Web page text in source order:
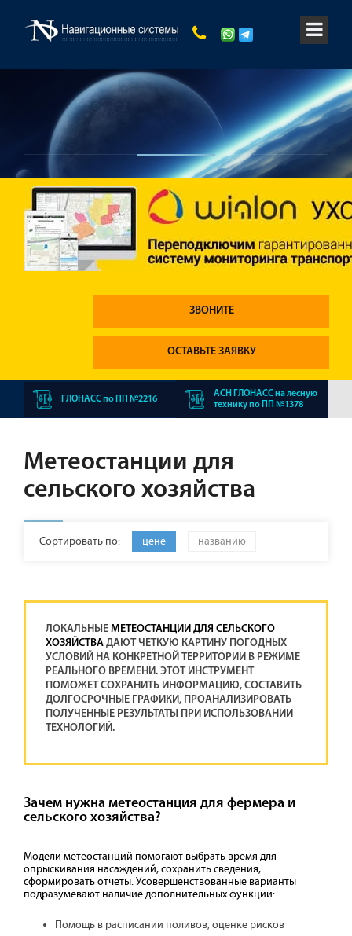
ЗВОНИТЕ
ОСТАВЬТЕ ЗАЯВКУ
ГЛОНАСС по ПП №2216
АСН ГЛОНАСС на лесную
технику по ПП №1378
Метеостанции для
сельского хозяйства
Сортировать по: цене названию
ЛОКАЛЬНЫЕ МЕТЕОСТАНЦИИ ДЛЯ СЕЛЬСКОГО
ХОЗЯЙСТВА ДАЮТ ЧЕТКУЮ КАРТИНУ ПОГОДНЫХ
УСЛОВИЙ НА КОНКРЕТНОЙ ТЕРРИТОРИИ В РЕЖИМЕ
РЕАЛЬНОГО ВРЕМЕНИ. ЭТОТ ИНСТРУМЕНТ
ПОМОЖЕТ СОХРАНИТЬ ИНФОРМАЦИЮ, СОСТАВИТЬ
ДОЛГОСРОЧНЫЕ ГРАФИКИ, ПРОАНАЛИЗИРОВАТЬ
ПОЛУЧЕННЫЕ РЕЗУЛЬТАТЫ ПРИ ИСПОЛЬЗОВАНИИ
ТЕХНОЛОГИЙ.
Зачем нужна метеостанция для фермера и
сельского хозяйства?
Модели метеостанций помогают выбрать время для
опрыскивания насаждений, сохранить сведения,
сформировать отчеты. Усовершенствованные варианты
подразумевают наличие дополнительных функции:
Помощь в расписании поливов, оценке рисков